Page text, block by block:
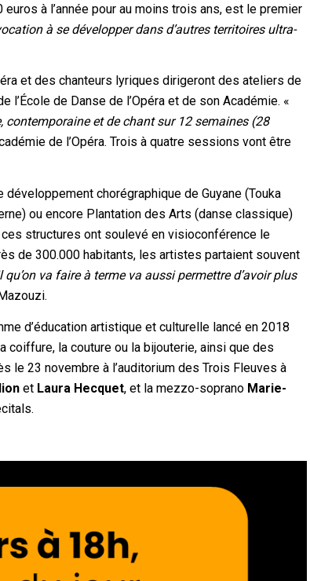
à l’année pour au moins trois ans, est le premier
à se développer dans d’autres territoires ultra-
et des chanteurs lyriques dirigeront des ateliers de
de Danse de l’Opéra et de son Académie. «
contemporaine et de chant sur 12 semaines (28
de l’Opéra. Trois à quatre sessions vont être
chorégraphique de Guyane (Touka
ou encore Plantation des Arts (danse classique)
structures ont soulevé en visioconférence le
de 300.000 habitants, les artistes partaient souvent
qu’on va faire à terme va aussi permettre d’avoir plus
d’éducation artistique et culturelle lancé en 2018
la couture ou la bijouterie, ainsi que des
23 novembre à l’auditorium des Trois Fleuves à
et Laura Hecquet, et la mezzo-soprano Marie-